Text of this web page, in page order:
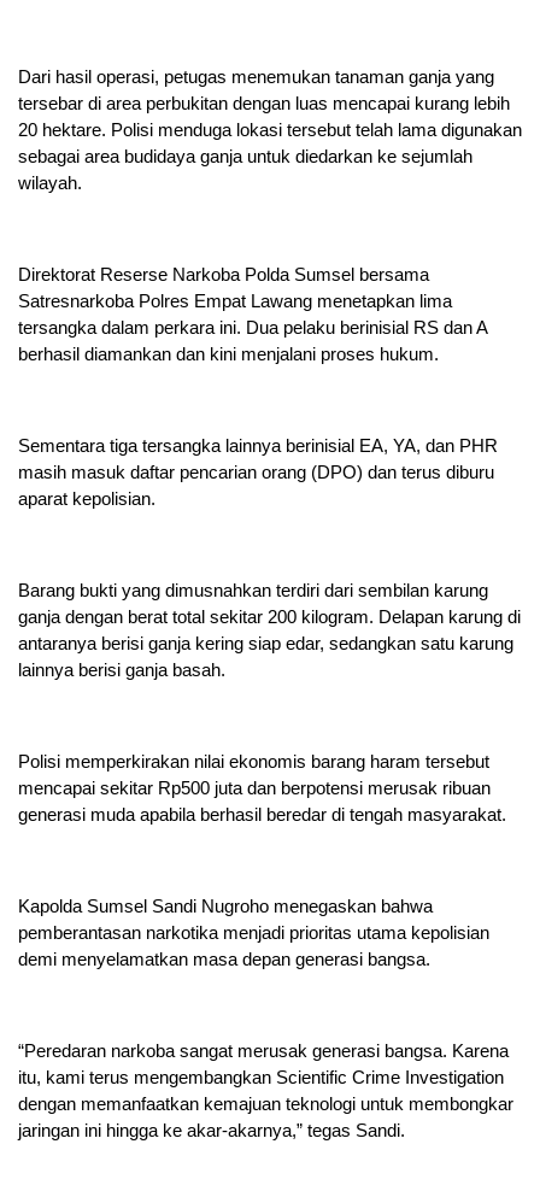
Dari hasil operasi, petugas menemukan tanaman ganja yang
tersebar di area perbukitan dengan luas mencapai kurang lebih
20 hektare. Polisi menduga lokasi tersebut telah lama digunakan
sebagai area budidaya ganja untuk diedarkan ke sejumlah
wilayah.
Direktorat Reserse Narkoba Polda Sumsel bersama
Satresnarkoba Polres Empat Lawang menetapkan lima
tersangka dalam perkara ini. Dua pelaku berinisial RS dan A
berhasil diamankan dan kini menjalani proses hukum.
Sementara tiga tersangka lainnya berinisial EA, YA, dan PHR
masih masuk daftar pencarian orang (DPO) dan terus diburu
aparat kepolisian.
Barang bukti yang dimusnahkan terdiri dari sembilan karung
ganja dengan berat total sekitar 200 kilogram. Delapan karung di
antaranya berisi ganja kering siap edar, sedangkan satu karung
lainnya berisi ganja basah.
Polisi memperkirakan nilai ekonomis barang haram tersebut
mencapai sekitar Rp500 juta dan berpotensi merusak ribuan
generasi muda apabila berhasil beredar di tengah masyarakat.
Kapolda Sumsel Sandi Nugroho menegaskan bahwa
pemberantasan narkotika menjadi prioritas utama kepolisian
demi menyelamatkan masa depan generasi bangsa.
“Peredaran narkoba sangat merusak generasi bangsa. Karena
itu, kami terus mengembangkan Scientific Crime Investigation
dengan memanfaatkan kemajuan teknologi untuk membongkar
jaringan ini hingga ke akar-akarnya,” tegas Sandi.